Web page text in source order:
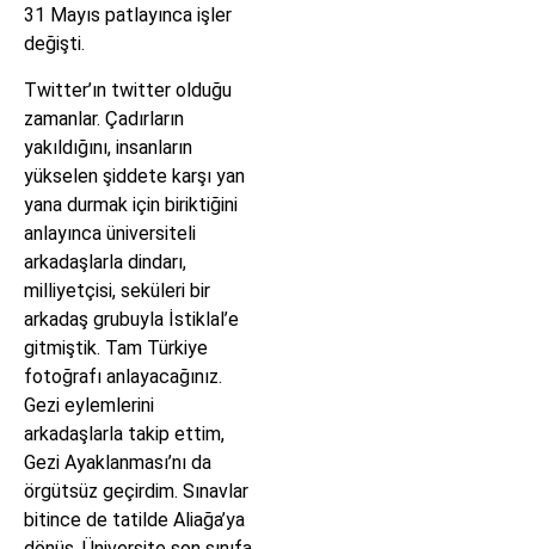
31 Mayıs patlayınca işler
değişti.
Twitter’ın twitter olduğu
zamanlar. Çadırların
yakıldığını, insanların
yükselen şiddete karşı yan
yana durmak için biriktiğini
anlayınca üniversiteli
arkadaşlarla dindarı,
milliyetçisi, seküleri bir
arkadaş grubuyla İstiklal’e
gitmiştik. Tam Türkiye
fotoğrafı anlayacağınız.
Gezi eylemlerini
arkadaşlarla takip ettim,
Gezi Ayaklanması’nı da
örgütsüz geçirdim. Sınavlar
bitince de tatilde Aliağa’ya